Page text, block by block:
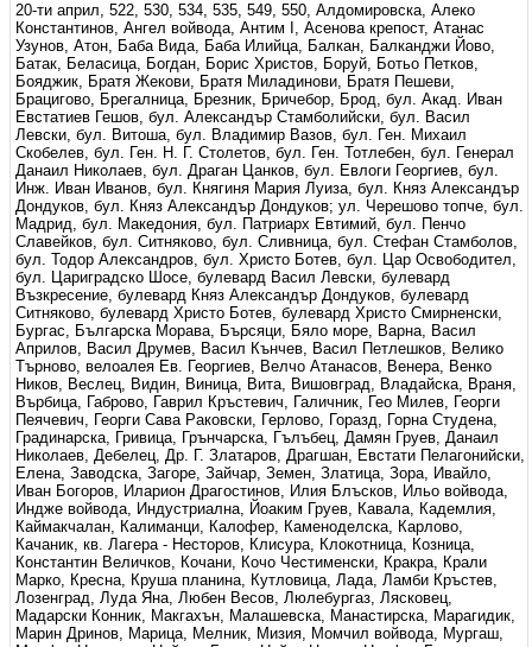
20-ти април, 522, 530, 534, 535, 549, 550, Алдомировска, Алеко
Константинов, Ангел войвода, Антим I, Асенова крепост, Атанас
Узунов, Атон, Баба Вида, Баба Илийца, Балкан, Балканджи Йово,
Батак, Беласица, Богдан, Борис Христов, Боруй, Ботьо Петков,
Бояджик, Братя Жекови, Братя Миладинови, Братя Пешеви,
Брацигово, Брегалница, Брезник, Бричебор, Брод, бул. Акад. Иван
Евстатиев Гешов, бул. Александър Стамболийски, бул. Васил
Левски, бул. Витоша, бул. Владимир Вазов, бул. Ген. Михаил
Скобелев, бул. Ген. Н. Г. Столетов, бул. Ген. Тотлебен, бул. Генерал
Данаил Николаев, бул. Драган Цанков, бул. Евлоги Георгиев, бул.
Инж. Иван Иванов, бул. Княгиня Мария Луиза, бул. Княз Александър
Дондуков, бул. Княз Александър Дондуков; ул. Черешово топче, бул.
Мадрид, бул. Македония, бул. Патриарх Евтимий, бул. Пенчо
Славейков, бул. Ситняково, бул. Сливница, бул. Стефан Стамболов,
бул. Тодор Александров, бул. Христо Ботев, бул. Цар Освободител,
бул. Цариградско Шосе, булевард Васил Левски, булевард
Възкресение, булевард Княз Александър Дондуков, булевард
Ситняково, булевард Христо Ботев, булевард Христо Смирненски,
Бургас, Българска Морава, Бърсяци, Бяло море, Варна, Васил
Априлов, Васил Друмев, Васил Кънчев, Васил Петлешков, Велико
Търново, велоалея Ев. Георгиев, Велчо Атанасов, Венера, Венко
Ников, Веслец, Видин, Виница, Вита, Вишовград, Владайска, Враня,
Върбица, Габрово, Гаврил Кръстевич, Галичник, Гео Милев, Георги
Пеячевич, Георги Сава Раковски, Герлово, Горазд, Горна Студена,
Градинарска, Гривица, Грънчарска, Гълъбец, Дамян Груев, Данаил
Николаев, Дебелец, Др. Г. Златаров, Драгшан, Евстати Пелагонийски,
Елена, Заводска, Загоре, Зайчар, Земен, Златица, Зора, Ивайло,
Иван Богоров, Иларион Драгостинов, Илия Блъсков, Ильо войвода,
Индже войвода, Индустриална, Йоаким Груев, Кавала, Кадемлия,
Каймакчалан, Калиманци, Калофер, Каменоделска, Карлово,
Качаник, кв. Лагера - Несторов, Клисура, Клокотница, Козница,
Константин Величков, Кочани, Кочо Честименски, Кракра, Крали
Марко, Кресна, Круша планина, Кутловица, Лада, Ламби Кръстев,
Лозенград, Луда Яна, Любен Весов, Люлебургаз, Лясковец,
Мадарски Конник, Макгахън, Малашевска, Манастирска, Марагидик,
Марин Дринов, Марица, Мелник, Мизия, Момчил войвода, Мургаш,